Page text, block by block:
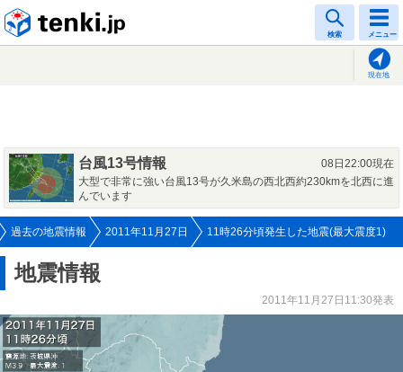
検索 メニュー
現在地
台風13号情報
08日22:00現在
大型で非常に強い台風13号が久米島の西北西約230kmを北西に進
んでいます
過去の地震情報 2011年11月27日 11時26分頃発生した地震(最大震度1)
地震情報
2011年11月27日11:30発表